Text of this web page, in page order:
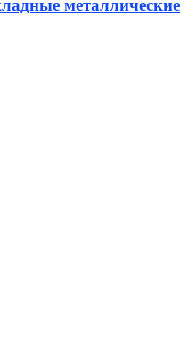
металлические